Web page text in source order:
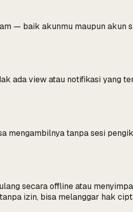
— baik akunmu maupun akun
ada view atau notifikasi yang
mengambilnya tanpa sesi
secara offline atau
izin, bisa melanggar hak